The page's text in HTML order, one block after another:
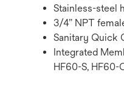
Stainless-steel
3/4” NPT
Sanitary Quick
Integrated
HF60-S, HF60-